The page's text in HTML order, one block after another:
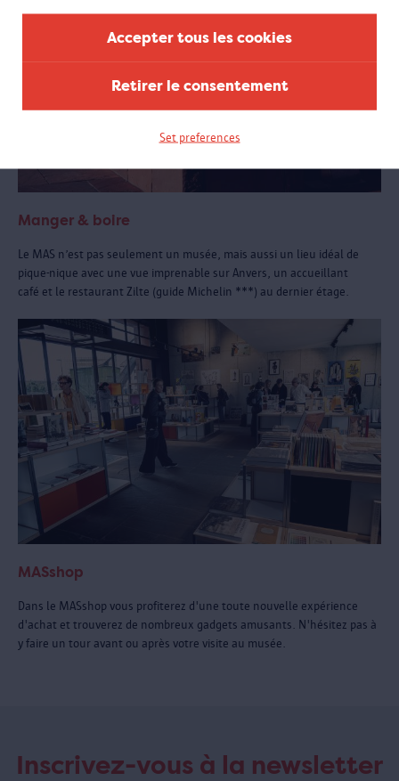
Accepter tous les cookies
Retirer le consentement
Set preferences
Manger & boire
Le MAS n’est pas seulement un musée, mais aussi un lieu idéal de
pique-nique avec une vue imprenable sur Anvers, un accueillant
café et le restaurant Zilte (guide Michelin ***) au dernier étage.
MASshop
Dans le MASshop vous profiterez d'une toute nouvelle expérience
d'achat et trouverez de nombreux gadgets amusants. N'hésitez pas à
y faire un tour avant ou après votre visite au musée.
Inscrivez-vous à la newsletter